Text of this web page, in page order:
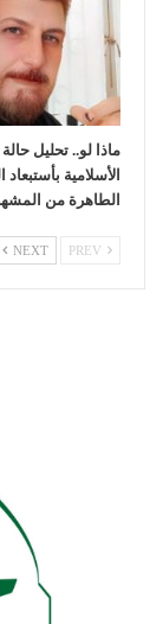
ماذا لو.. تحليل حالة
الأسلامية بأستبعاد
الطاهرة من
NEXT